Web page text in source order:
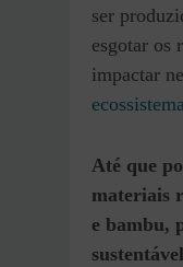
ser
esgotar os
impactar
Até que
materiais
e bambu,